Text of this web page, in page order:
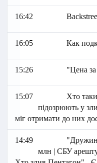
16:42
16:05 Как
15:26 "Цена
15:07
Хто
підозрюють у
міг отримати до них
14:49
млн | СБУ